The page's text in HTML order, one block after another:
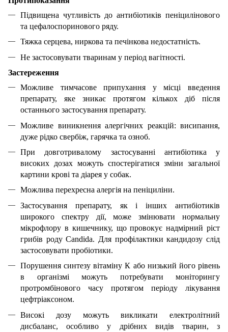
Підвищена чутливість до антибіотиків пеніцилінового
та цефалоспоринового ряду.
Тяжка серцева, ниркова та печінкова недостатність.
Не застосовувати тваринам у період вагітності.
Застереження
Можливе тимчасове припухання у місці введення
препарату, яке зникає протягом кількох діб після
останнього застосування препарату.
Можливе виникнення алергічних реакцій: висипання,
дуже рідко свербіж, гарячка та озноб.
При довготривалому застосуванні антибіотика у
високих дозах можуть спостерігатися зміни загальної
картини крові та діарея у собак.
Можлива перехресна алергія на пеніциліни.
Застосування препарату, як і інших антибіотиків
широкого спектру дії, може змінювати нормальну
мікрофлору в кишечнику, що провокує надмірний ріст
грибів роду Сandida. Для профілактики кандидозу слід
застосовувати пробіотики.
Порушення синтезу вітаміну К або низький його рівень
в організмі можуть потребувати моніторингу
протромбінового часу протягом періоду лікування
цефтріаксоном.
Високі дозу можуть викликати електролітний
дисбаланс, особливо у дрібних видів тварин, з